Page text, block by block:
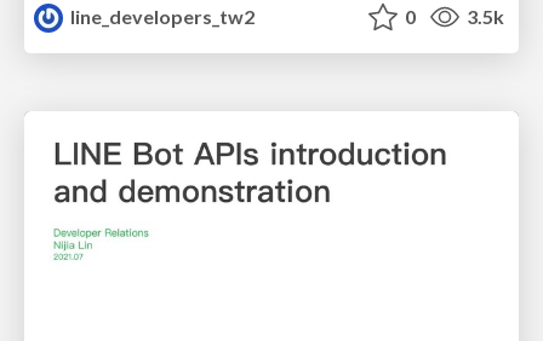
line_developers_tw2
0 3.5k